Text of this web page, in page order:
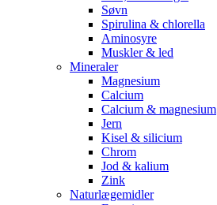
Søvn
Spirulina & chlorella
Aminosyre
Muskler & led
Mineraler
Magnesium
Calcium
Calcium & magnesium
Jern
Kisel & silicium
Chrom
Jod & kalium
Zink
Naturlægemidler